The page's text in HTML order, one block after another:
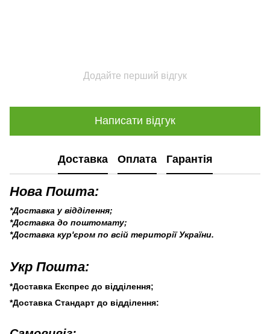
Додайте перший відгук
Написати відгук
Доставка Оплата Гарантія
Нова Пошта:
*Доставка у відділення;
*Доставка до поштомату;
*Доставка кур'єром по всій території України.
Укр Пошта:
*Доставка Експрес до відділення;
*Доставка Стандарт до відділення: